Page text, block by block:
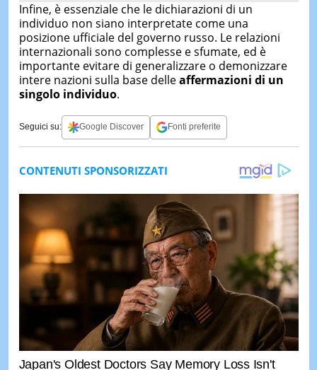
Infine, è essenziale che le dichiarazioni di un
individuo non siano interpretate come una
posizione ufficiale del governo russo. Le relazioni
internazionali sono complesse e sfumate, ed è
importante evitare di generalizzare o demonizzare
intere nazioni sulla base delleaffermazioni di un
singolo individuo.
Seguici su: Google Discover Fonti preferite